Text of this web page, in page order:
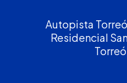
Autopista
Residencial